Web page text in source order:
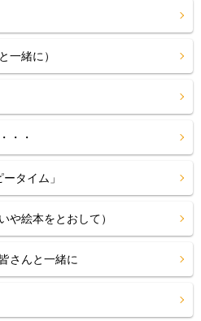
一緒に）
・・
タイム」
や絵本をとおして）
さんと一緒に